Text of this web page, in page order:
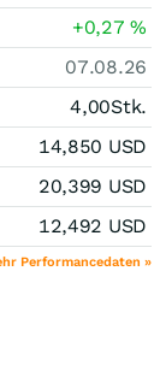
+0,27%
07.08.26
4,00Stk.
14,850 USD
20,399 USD
12,492 USD
Performancedaten »